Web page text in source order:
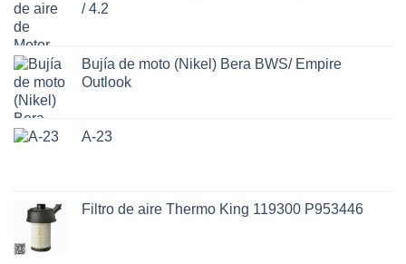
/ 4.2
Bujía de moto (Nikel) Bera BWS/ Empire
Outlook
A-23
Filtro de aire Thermo King 119300 P953446